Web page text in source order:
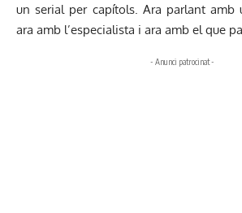
un serial per capítols. Ara parlant amb
ara amb l’especialista i ara amb el que
- Anunci patrocinat -